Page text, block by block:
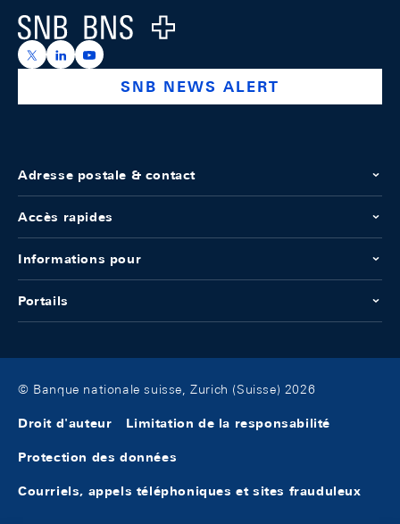
Logo
https://x.com/snb_bns
https://ch.linkedin.com/company/swiss-national-
https://www.youtube.com/@swissnationalbank
SNB NEWS ALERT
Adresse postale & contact
Accès rapides
Informations pour
Portails
© Banque nationale suisse, Zurich (Suisse) 2026
Droit d'auteur Limitation de la responsabilité
Protection des données
Courriels, appels téléphoniques et sites frauduleux